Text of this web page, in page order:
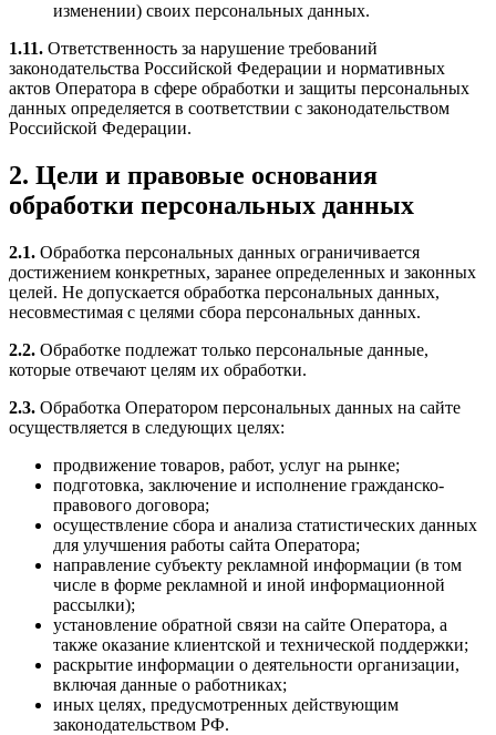
изменении) своих персональных данных.
1.11. Ответственность за нарушение требований
законодательства Российской Федерации и нормативных
актов Оператора в сфере обработки и защиты персональных
данных определяется в соответствии с законодательством
Российской Федерации.
2. Цели и правовые основания
обработки персональных данных
2.1. Обработка персональных данных ограничивается
достижением конкретных, заранее определенных и законных
целей. Не допускается обработка персональных данных,
несовместимая с целями сбора персональных данных.
2.2. Обработке подлежат только персональные данные,
которые отвечают целям их обработки.
2.3. Обработка Оператором персональных данных на сайте
осуществляется в следующих целях:
продвижение товаров, работ, услуг на рынке;
подготовка, заключение и исполнение гражданско-
правового договора;
осуществление сбора и анализа статистических данных
для улучшения работы сайта Оператора;
направление субъекту рекламной информации (в том
числе в форме рекламной и иной информационной
рассылки);
установление обратной связи на сайте Оператора, а
также оказание клиентской и технической поддержки;
раскрытие информации о деятельности организации,
включая данные о работниках;
иных целях, предусмотренных действующим
законодательством РФ.